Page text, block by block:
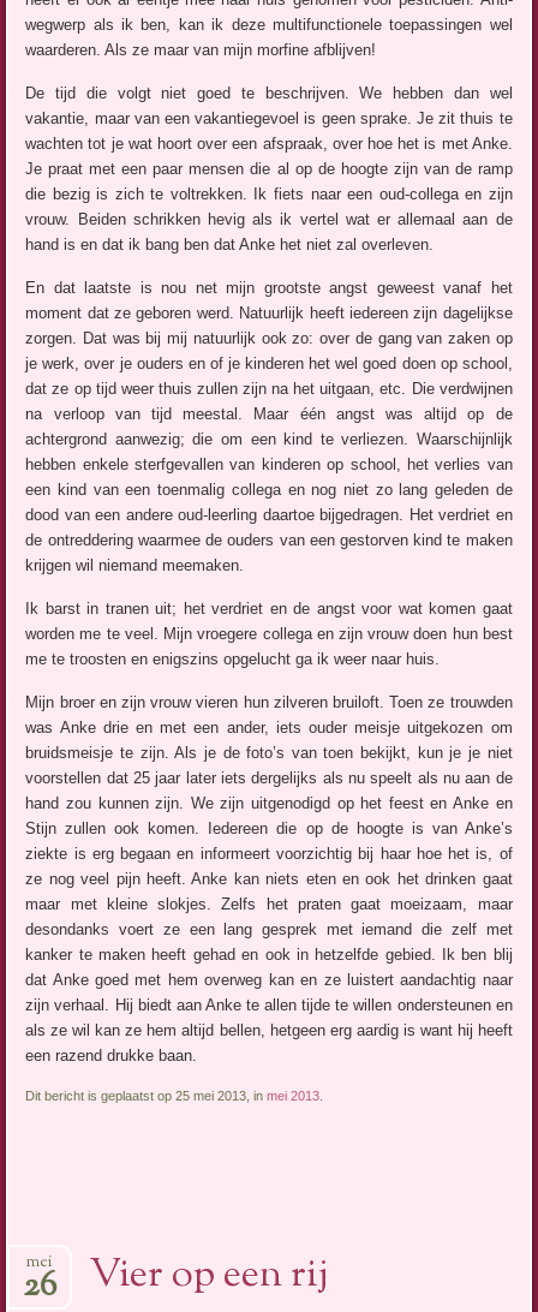
wegwerp als ik ben, kan ik deze multifunctionele toepassingen wel
waarderen. Als ze maar van mijn morfine afblijven!
De tijd die volgt niet goed te beschrijven. We hebben dan wel
vakantie, maar van een vakantiegevoel is geen sprake. Je zit thuis te
wachten tot je wat hoort over een afspraak, over hoe het is met Anke.
Je praat met een paar mensen die al op de hoogte zijn van de ramp
die bezig is zich te voltrekken. Ik fiets naar een oud-collega en zijn
vrouw. Beiden schrikken hevig als ik vertel wat er allemaal aan de
hand is en dat ik bang ben dat Anke het niet zal overleven.
En dat laatste is nou net mijn grootste angst geweest vanaf het
moment dat ze geboren werd. Natuurlijk heeft iedereen zijn dagelijkse
zorgen. Dat was bij mij natuurlijk ook zo: over de gang van zaken op
je werk, over je ouders en of je kinderen het wel goed doen op school,
dat ze op tijd weer thuis zullen zijn na het uitgaan, etc. Die verdwijnen
na verloop van tijd meestal. Maar één angst was altijd op de
achtergrond aanwezig; die om een kind te verliezen. Waarschijnlijk
hebben enkele sterfgevallen van kinderen op school, het verlies van
een kind van een toenmalig collega en nog niet zo lang geleden de
dood van een andere oud-leerling daartoe bijgedragen. Het verdriet en
de ontreddering waarmee de ouders van een gestorven kind te maken
krijgen wil niemand meemaken.
Ik barst in tranen uit; het verdriet en de angst voor wat komen gaat
worden me te veel. Mijn vroegere collega en zijn vrouw doen hun best
me te troosten en enigszins opgelucht ga ik weer naar huis.
Mijn broer en zijn vrouw vieren hun zilveren bruiloft. Toen ze trouwden
was Anke drie en met een ander, iets ouder meisje uitgekozen om
bruidsmeisje te zijn. Als je de foto’s van toen bekijkt, kun je je niet
voorstellen dat 25 jaar later iets dergelijks als nu speelt als nu aan de
hand zou kunnen zijn. We zijn uitgenodigd op het feest en Anke en
Stijn zullen ook komen. Iedereen die op de hoogte is van Anke’s
ziekte is erg begaan en informeert voorzichtig bij haar hoe het is, of
ze nog veel pijn heeft. Anke kan niets eten en ook het drinken gaat
maar met kleine slokjes. Zelfs het praten gaat moeizaam, maar
desondanks voert ze een lang gesprek met iemand die zelf met
kanker te maken heeft gehad en ook in hetzelfde gebied. Ik ben blij
dat Anke goed met hem overweg kan en ze luistert aandachtig naar
zijn verhaal. Hij biedt aan Anke te allen tijde te willen ondersteunen en
als ze wil kan ze hem altijd bellen, hetgeen erg aardig is want hij heeft
een razend drukke baan.
Dit bericht is geplaatst op 25 mei 2013, inmei 2013
Vier op een rij
mei
26